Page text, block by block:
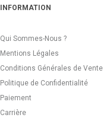
INFORMATION
Qui Sommes-Nous ?
Mentions Légales
Conditions Générales de Vente
Politique de Confidentialité
Paiement
Carrière